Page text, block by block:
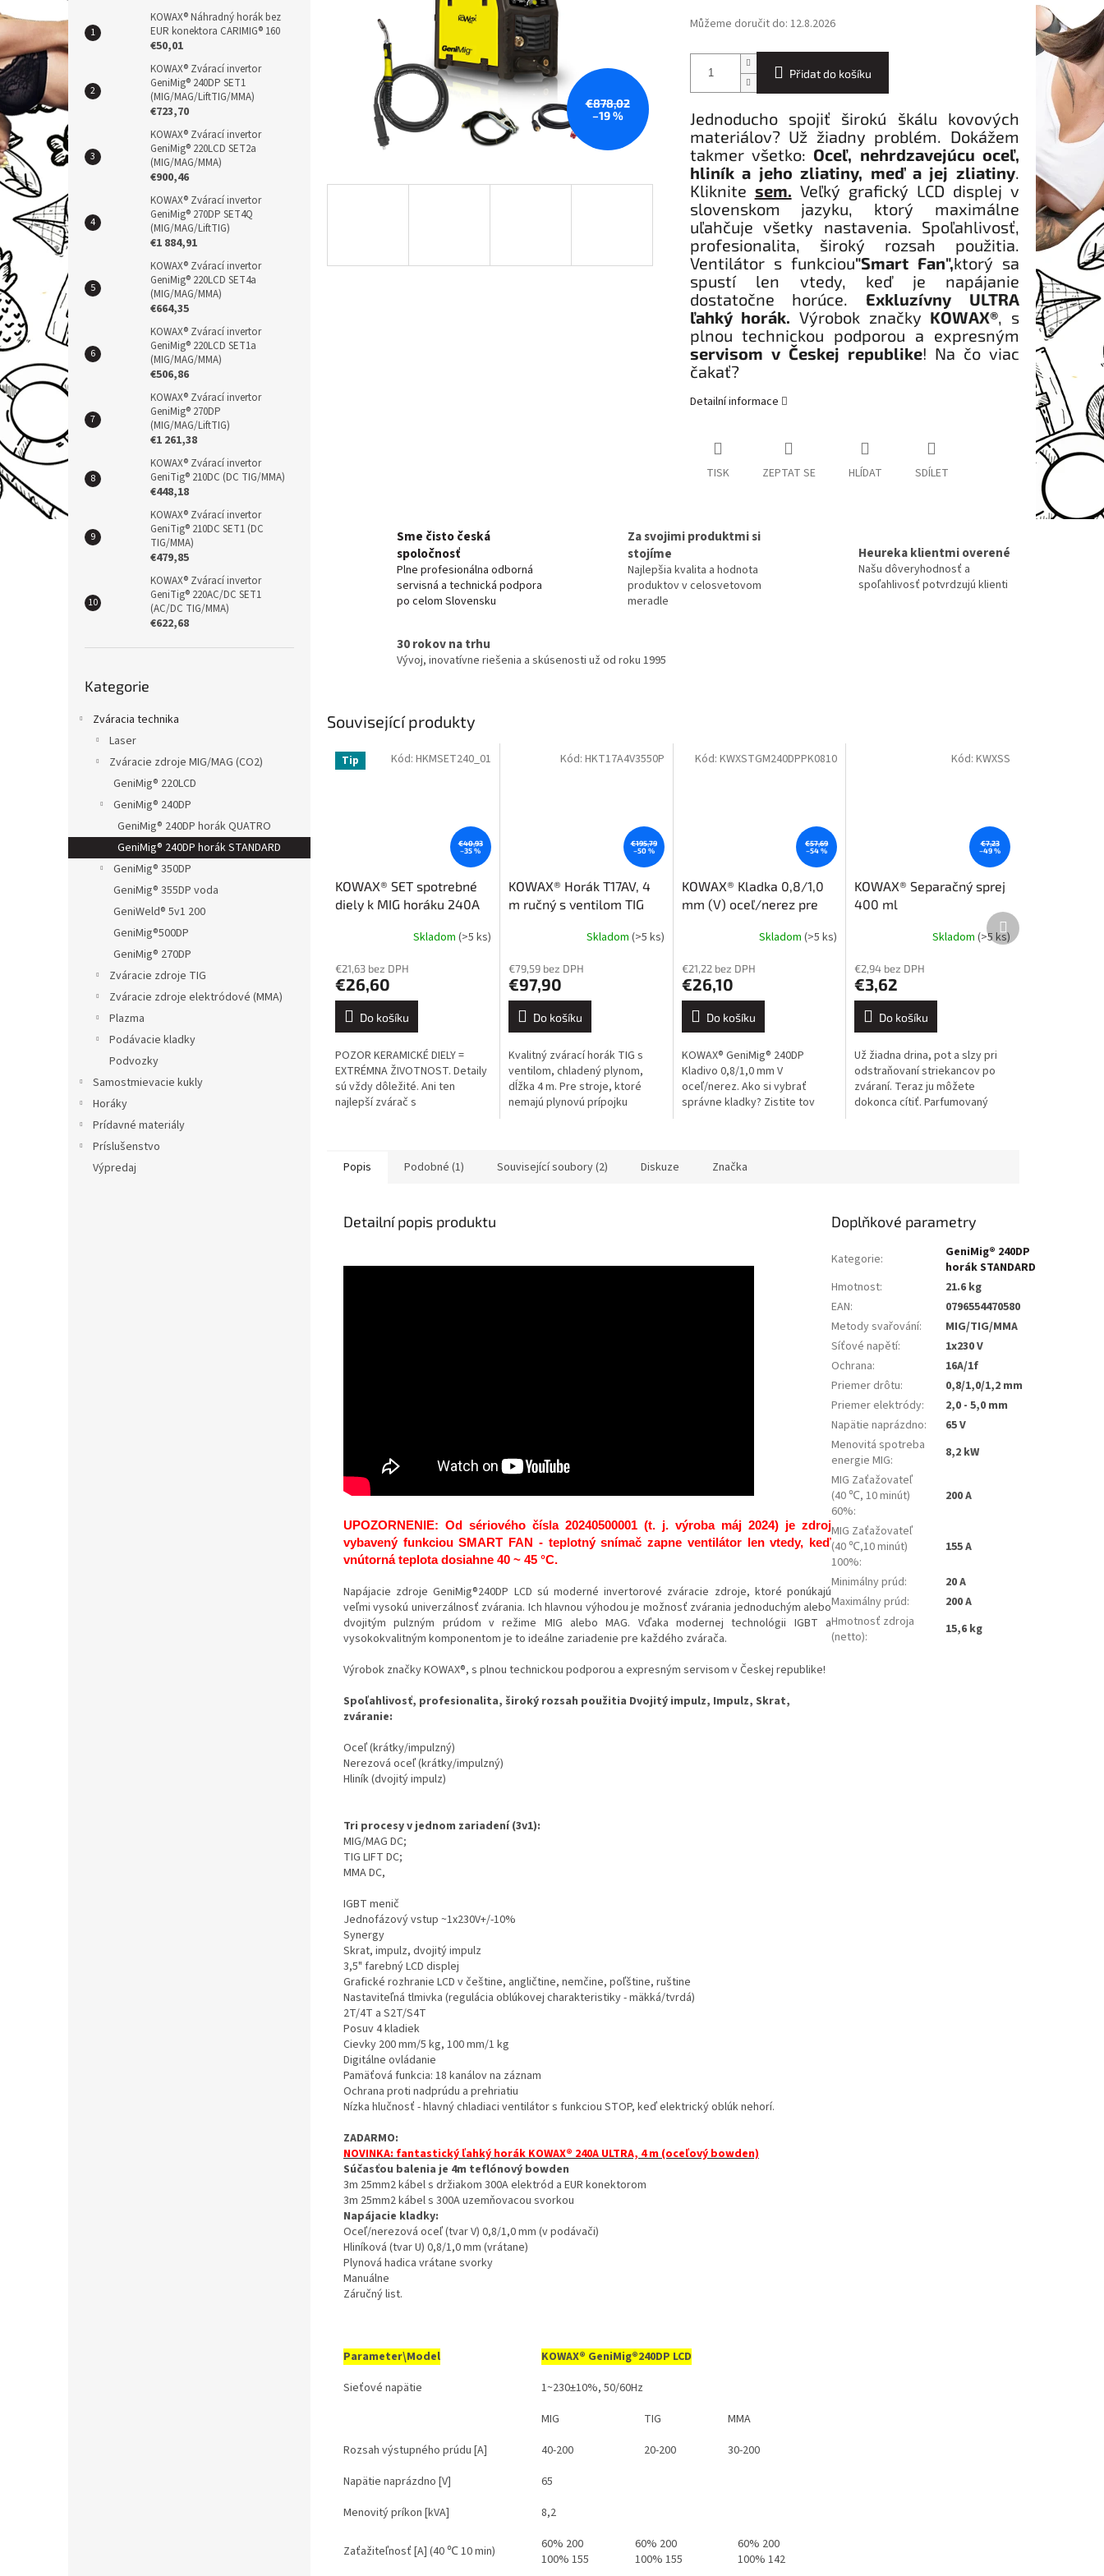
n
e
l
KOWAX® Náhradný horák bez
EUR konektora CARIMIG® 160
€50,01
KOWAX® Zvárací invertor
GeniMig® 240DP SET1
(MIG/MAG/LiftTIG/MMA)
€723,70
KOWAX® Zvárací invertor
GeniMig® 220LCD SET2a
(MIG/MAG/MMA)
€900,46
KOWAX® Zvárací invertor
GeniMig® 270DP SET4Q
(MIG/MAG/LiftTIG)
€1 884,91
KOWAX® Zvárací invertor
GeniMig® 220LCD SET4a
(MIG/MAG/MMA)
€664,35
KOWAX® Zvárací invertor
GeniMig® 220LCD SET1a
(MIG/MAG/MMA)
€506,86
KOWAX® Zvárací invertor
GeniMig® 270DP
(MIG/MAG/LiftTIG)
€1 261,38
KOWAX® Zvárací invertor
GeniTig® 210DC (DC TIG/MMA)
€448,18
KOWAX® Zvárací invertor
GeniTig® 210DC SET1 (DC
TIG/MMA)
€479,85
KOWAX® Zvárací invertor
GeniTig® 220AC/DC SET1
(AC/DC TIG/MMA)
€622,68
kategorie
Kategorie
Zváracia technika
Laser
Zváracie zdroje MIG/MAG (CO2)
GeniMig® 220LCD
GeniMig® 240DP
GeniMig® 240DP horák QUATRO
GeniMig® 240DP horák STANDARD
GeniMig® 350DP
GeniMig® 355DP voda
GeniWeld® 5v1 200
GeniMig®500DP
GeniMig® 270DP
Zváracie zdroje TIG
Zváracie zdroje elektródové (MMA)
Plazma
Podávacie kladky
Podvozky
Samostmievacie kukly
Horáky
Prídavné materiály
Príslušenstvo
Výpredaj
€878,02
–19 %
Můžeme doručit do: 12.8.2026
Přidat do košíku
Jednoducho spojiť širokú škálu kovových
materiálov? Už žiadny problém. Dokážem
takmer všetko: Oceľ, nehrdzavejúcu oceľ,
hliník a jeho zliatiny, meď a jej zliatiny.
Kliknite sem. Veľký grafický LCD displej v
slovenskom jazyku, ktorý maximálne
uľahčuje všetky nastavenia. Spoľahlivosť,
profesionalita, široký rozsah použitia.
Ventilátor s funkciou"Smart Fan",ktorý sa
spustí len vtedy, keď je napájanie
dostatočne horúce. Exkluzívny ULTRA
ľahký horák. Výrobok značky KOWAX®, s
plnou technickou podporou a expresným
servisom v Českej republike! Na čo viac
čakať?
Detailní informace
TISK ZEPTAT SE HLÍDAT SDÍLET
Sme čisto česká
spoločnosť
Plne profesionálna odborná
servisná a technická podpora
po celom Slovensku
Za svojimi produktmi si
stojíme
Najlepšia kvalita a hodnota
produktov v celosvetovom
meradle
Heureka klientmi overené
Našu dôveryhodnosť a
spoľahlivosť potvrdzujú klienti
30 rokov na trhu
Vývoj, inovatívne riešenia a skúsenosti už od roku 1995
Související produkty
Tip
€40,93
–35 %
KOWAX® SET spotrebné
diely k MIG horáku 240A
Skladom (>5 ks)
€21,63 bez DPH
€26,60
Do košíku
POZOR KERAMICKÉ DIELY =
EXTRÉMNA ŽIVOTNOST. Detaily
sú vždy dôležité. Ani ten
najlepší zvárač s
Kód: HKMSET240_01
€195,79
–50 %
KOWAX® Horák T17AV, 4
m ručný s ventilom TIG
Skladom (>5 ks)
€79,59 bez DPH
€97,90
Do košíku
Kvalitný zvárací horák TIG s
ventilom, chladený plynom,
dĺžka 4 m. Pre stroje, ktoré
nemajú plynovú prípojku
Kód: HKT17A4V3550P
€57,69
–54 %
KOWAX® Kladka 0,8/1,0
mm (V) oceľ/nerez pre
Skladom(>5 ks)
€21,22 bez DPH
€26,10
Do košíku
KOWAX® GeniMig® 240DP
Kladivo 0,8/1,0 mm V
oceľ/nerez. Ako si vybrať
správne kladky? Zistite tov
Kód:KWXSTGM240DPPK0810
€7,23
–49 %
KOWAX® Separačný sprej
400 ml
Skladom (>5 ks)
€2,94 bez DPH
€3,62
Do košíku
Už žiadna drina, pot a slzy pri
odstraňovaní striekancov po
zváraní. Teraz ju môžete
dokonca cítiť. Parfumovaný
Kód: KWXSS
Další
produkt
Popis Podobné (1) Související soubory (2) Diskuze Značka
Detailní popis produktu
UPOZORNENIE: Od sériového čísla 20240500001 (t. j. výroba máj 2024) je zdroj
vybavený funkciou SMART FAN - teplotný snímač zapne ventilátor len vtedy, keď
vnútorná teplota dosiahne 40 ~ 45 °C.
Napájacie zdroje GeniMig®240DP LCD sú moderné invertorové zváracie zdroje, ktoré ponúkajú
veľmi vysokú univerzálnosť zvárania. Ich hlavnou výhodou je možnosť zvárania jednoduchým alebo
dvojitým pulzným prúdom v režime MIG alebo MAG. Vďaka modernej technológii IGBT a
vysokokvalitným komponentom je to ideálne zariadenie pre každého zvárača.
Výrobok značky KOWAX®, s plnou technickou podporou a expresným servisom v Českej republike!
Spoľahlivosť, profesionalita, široký rozsah použitia Dvojitý impulz, Impulz, Skrat,
zváranie:
Oceľ (krátky/impulzný)
Nerezová oceľ (krátky/impulzný)
Hliník (dvojitý impulz)
Tri procesy v jednom zariadení (3v1):
MIG/MAG DC;
TIG LIFT DC;
MMA DC,
IGBT menič
Jednofázový vstup ~1x230V+/-10%
Synergy
Skrat, impulz, dvojitý impulz
3,5" farebný LCD displej
Grafické rozhranie LCD v češtine, angličtine, nemčine, poľštine, ruštine
Nastaviteľná tlmivka (regulácia oblúkovej charakteristiky - mäkká/tvrdá)
2T/4T a S2T/S4T
Posuv 4 kladiek
Cievky 200 mm/5 kg, 100 mm/1 kg
Digitálne ovládanie
Pamäťová funkcia: 18 kanálov na záznam
Ochrana proti nadprúdu a prehriatiu
Nízka hlučnosť - hlavný chladiaci ventilátor s funkciou STOP, keď elektrický oblúk nehorí.
ZADARMO:
NOVINKA: fantastický ľahký horák KOWAX® 240A ULTRA, 4 m (oceľový bowden)
Súčasťou balenia je 4m teflónový bowden
3m 25mm2 kábel s držiakom 300A elektród a EUR konektorom
3m 25mm2 kábel s 300A uzemňovacou svorkou
Napájacie kladky:
Oceľ/nerezová oceľ (tvar V) 0,8/1,0 mm (v podávači)
Hliníková (tvar U) 0,8/1,0 mm (vrátane)
Plynová hadica vrátane svorky
Manuálne
Záručný list.
Parameter\Model KOWAX® GeniMig®240DP LCD
Sieťové napätie
1~230±10%, 50/60Hz
MIG
TIG
MMA
Rozsah výstupného prúdu [A]
40-200 20-200
30-200
Napätie naprázdno [V]
65
Menovitý príkon [kVA]
8,2
Zaťažiteľnosť [A] (40 ℃ 10 min)
60% 200
100% 155
60% 200
100% 155
60% 200
100% 142
Doplňkové parametry
Kategorie:
GeniMig® 240DP
horák STANDARD
Hmotnost:
21.6 kg
EAN:
0796554470580
Metody svařování:
MIG/TIG/MMA
Síťové napětí:
1x230 V
Ochrana:
16A/1f
Priemer drôtu:
0,8/1,0/1,2 mm
Priemer elektródy:
2,0 - 5,0 mm
Napätie naprázdno:
65 V
Menovitá spotreba
energie MIG:
8,2 kW
MIG Zaťažovateľ
(40 ℃, 10 minút)
60%:
200 A
MIG Zaťažovateľ
(40 ℃,10 minút)
100%:
155 A
Minimálny prúd:
20 A
Maximálny prúd:
200 A
Hmotnosť zdroja
(netto): 15,6 kg